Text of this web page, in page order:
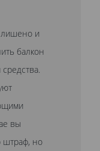
лишено и
балкон
вы
штраф, но